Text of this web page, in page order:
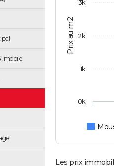
mobile
Prix au m2
0k
1k
2k
3k
Les prix